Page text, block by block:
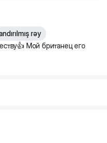
rəy
Мой британец его